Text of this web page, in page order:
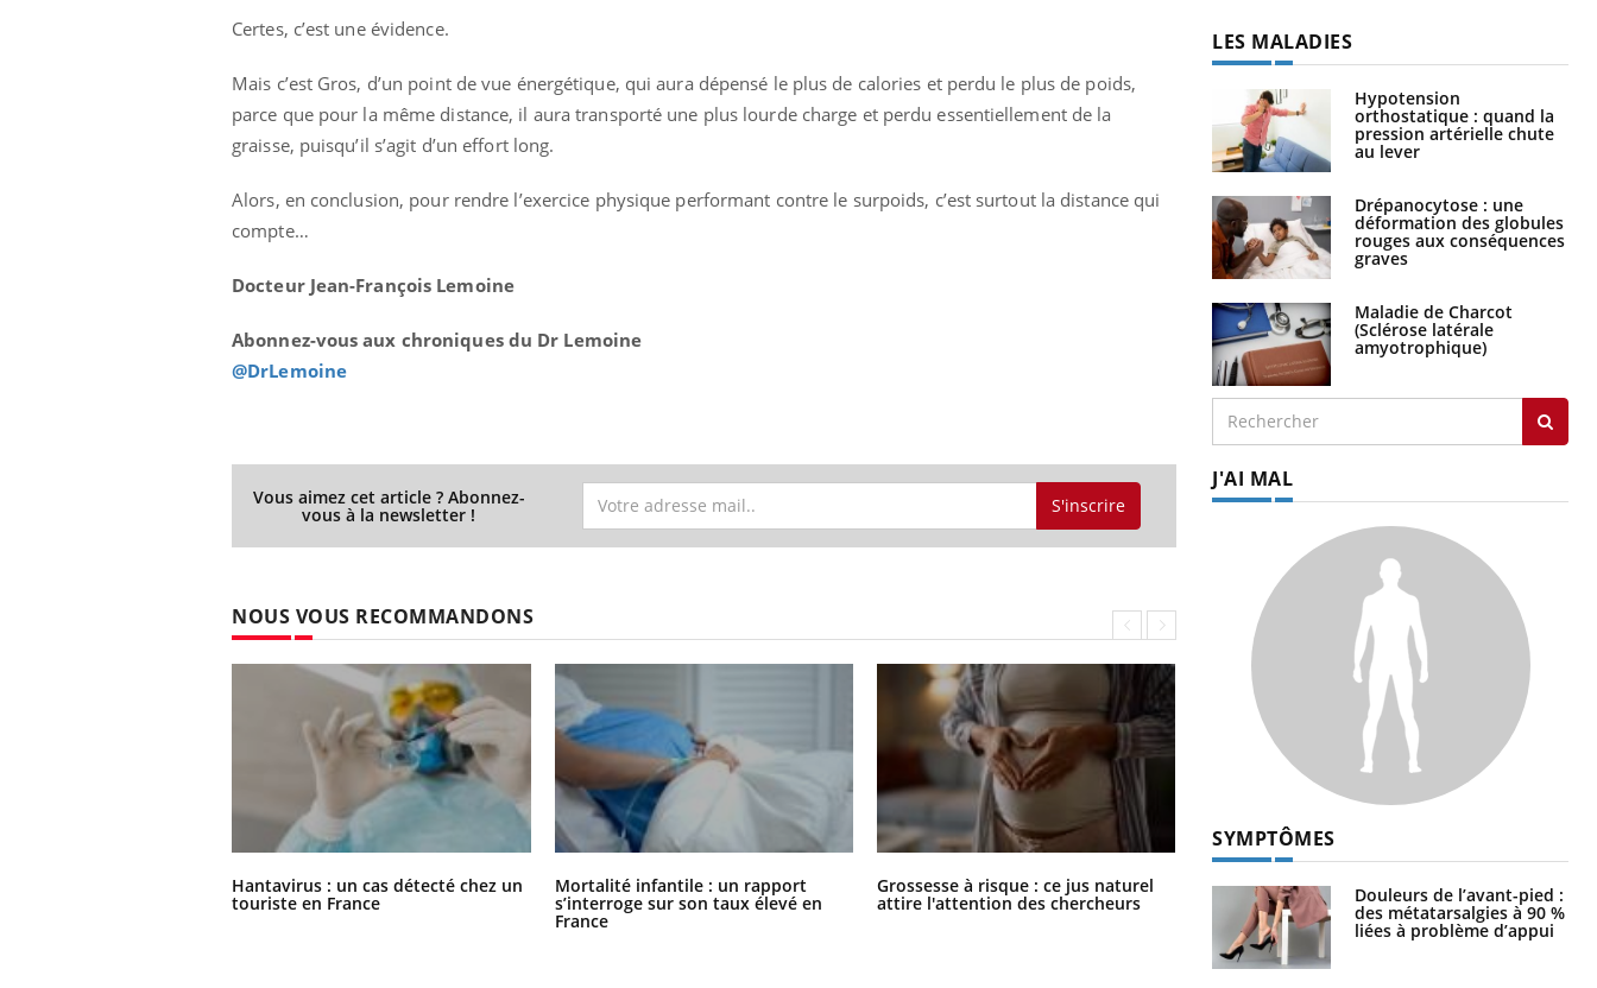
Certes, c’est une évidence.
Mais c’est Gros, d’un point de vue énergétique, qui aura dépensé le plus de calories et perdu le plus de poids,
parce que pour la même distance, il aura transporté une plus lourde charge et perdu essentiellement de la
graisse, puisqu’il s’agit d’un effort long.
Alors, en conclusion, pour rendre l’exercice physique performant contre le surpoids, c’est surtout la distance qui
compte…
Docteur Jean-François Lemoine
Abonnez-vous aux chroniques du Dr Lemoine
@DrLemoine
Vous aimez cet article ? Abonnez-
vous à la newsletter ! S'inscrire
NOUS VOUS RECOMMANDONS
Hantavirus : un cas détecté chez un
touriste en France
Mortalité infantile : un rapport
s’interroge sur son taux élevé en
France
Grossesse à risque : ce jus naturel
attire l'attention des chercheurs vacances ?
LES MALADIES
Hypotension
orthostatique : quand la
pression artérielle chute
au lever
Drépanocytose : une
déformation des globules
rouges aux conséquences
graves
Maladie de Charcot
(Sclérose latérale
amyotrophique)
J'AI MAL
SYMPTÔMES
Douleurs de l’avant-pied :
des métatarsalgies à 90 %
liées à problème d’appui